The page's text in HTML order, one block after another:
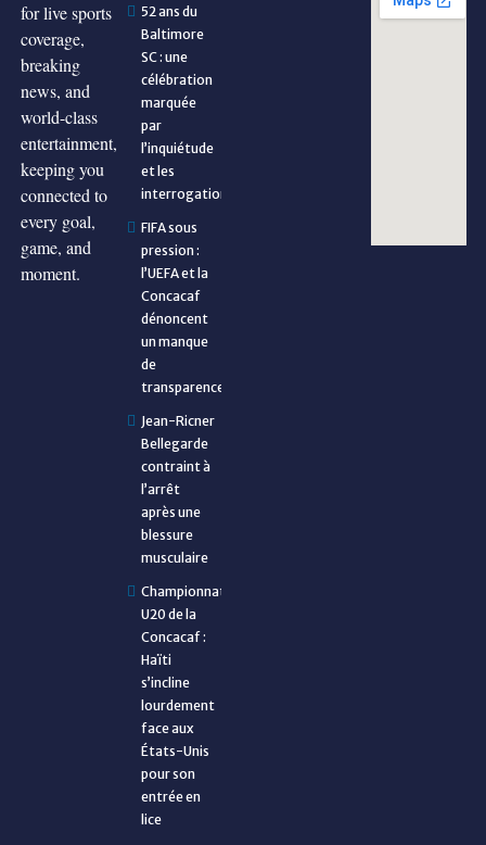
for live sports
coverage,
breaking
news, and
world-class
entertainment,
keeping you
connected to
every goal,
game, and
moment.
52 ans du
Baltimore
SC : une
célébration
marquée
par
l’inquiétude
et les
interrogations
FIFA sous
pression :
l’UEFA et la
Concacaf
dénoncent
un manque
de
transparence
Jean-Ricner
Bellegarde
contraint à
l’arrêt
après une
blessure
musculaire
Championnat
U20 de la
Concacaf :
Haïti
s’incline
lourdement
face aux
États-Unis
pour son
entrée en
lice